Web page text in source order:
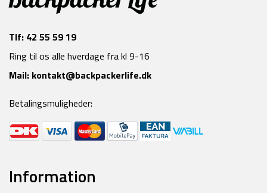
Tlf: 42 55 59 19
Ring til os alle hverdage fra kl 9-16
Mail: kontakt@backpackerlife.dk
Betalingsmuligheder:
Information